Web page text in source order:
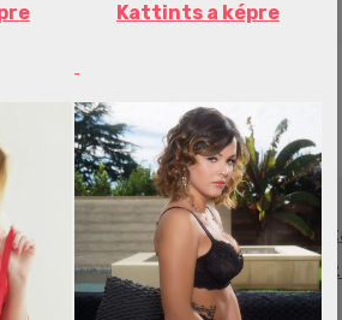
mitől gyorsult fel Hamilton!
összes autóját, inkább
Kattints a képre